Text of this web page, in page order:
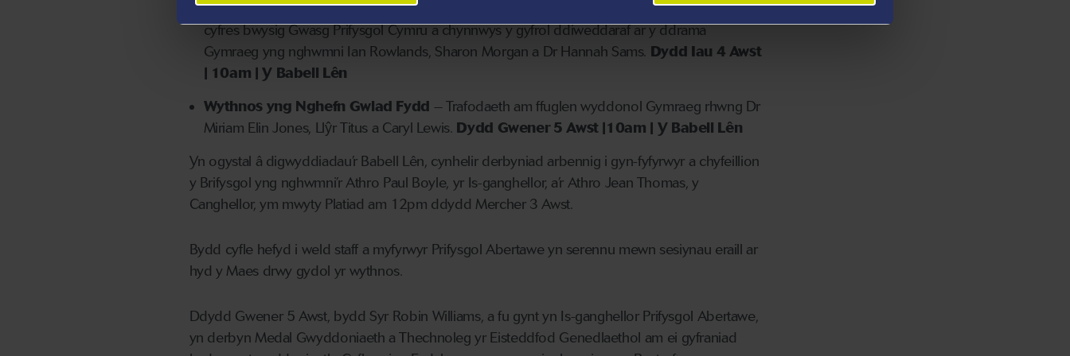
Safbwyntiau’r Dyfodol– Yr Athro Daniel Williams fydd yn arwain trafodaeth ar ddylanwad
cyfres bwysig Gwasg Prifysgol Cymru a chynnwys y gyfrol ddiweddaraf ar y ddrama
Gymraeg yng nghwmni Ian Rowlands, Sharon Morgan a Dr Hannah Sams. Dydd Iau 4 Awst
| 10am | Y Babell Lên
Wythnos yng Nghefn Gwlad Fydd – Trafodaeth am ffuglen wyddonol Gymraeg rhwng Dr
Miriam Elin Jones, Llŷr Titus a Caryl Lewis. Dydd Gwener 5 Awst |10am | Y Babell Lên
Yn ogystal â digwyddiadau’r Babell Lên, cynhelir derbyniad arbennig i gyn-fyfyrwyr a chyfeillion
y Brifysgol yng nghwmni’r Athro Paul Boyle, yr Is-ganghellor, a’r Athro Jean Thomas, y
Canghellor, ym mwyty Platiad am 12pm ddydd Mercher 3 Awst.
Bydd cyfle hefyd i weld staff a myfyrwyr Prifysgol Abertawe yn serennu mewn sesiynau eraill ar
hyd y Maes drwy gydol yr wythnos.
Ddydd Gwener 5 Awst, bydd Syr Robin Williams, a fu gynt yn Is-ganghellor Prifysgol Abertawe,
yn derbyn Medal Gwyddoniaeth a Thechnoleg yr Eisteddfod Genedlaethol am ei gyfraniad